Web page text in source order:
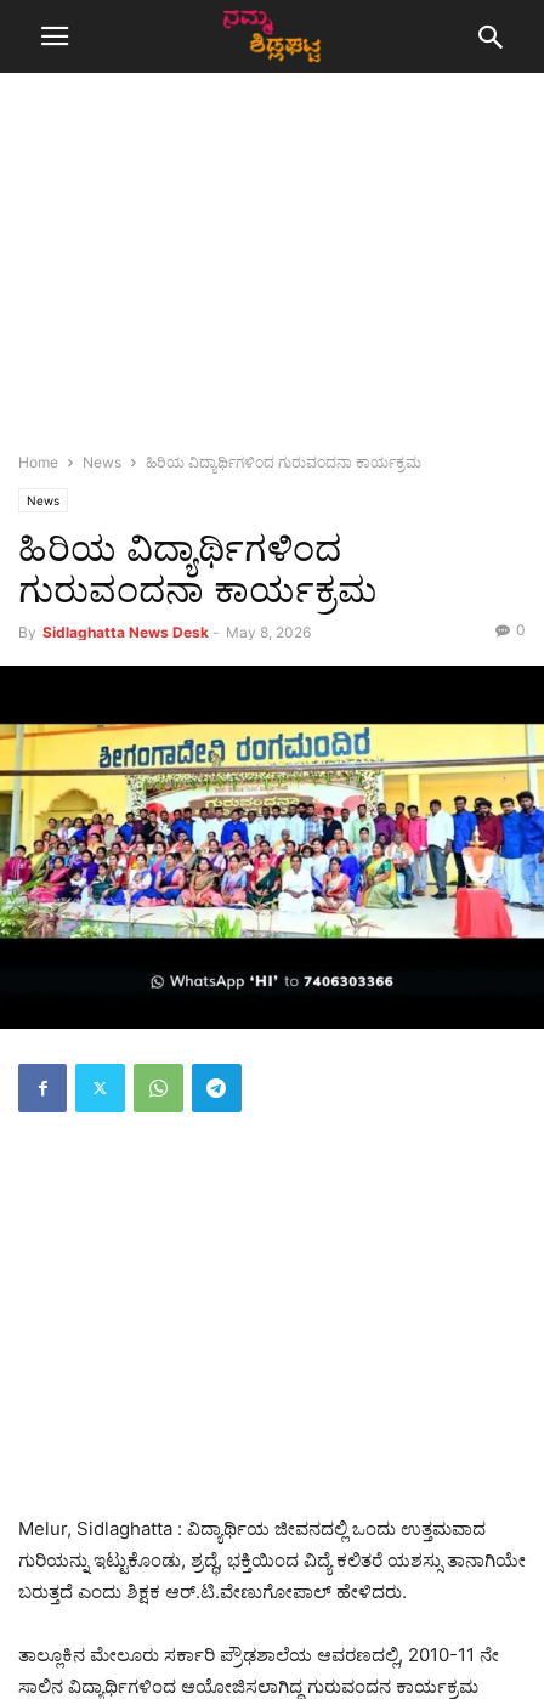
Home News ಹಿರಿಯ ವಿದ್ಯಾರ್ಥಿಗಳಿಂದ ಗುರುವಂದನಾ ಕಾರ್ಯಕ್ರಮ
News
ಹಿರಿಯ ವಿದ್ಯಾರ್ಥಿಗಳಿಂದ
ಗುರುವಂದನಾ ಕಾರ್ಯಕ್ರಮ
By Sidlaghatta News Desk - May 8, 2026 0
Melur, Sidlaghatta : ವಿದ್ಯಾರ್ಥಿಯ ಜೀವನದಲ್ಲಿ ಒಂದು ಉತ್ತಮವಾದ
ಗುರಿಯನ್ನು ಇಟ್ಟುಕೊಂಡು, ಶ್ರದ್ಧೆ, ಭಕ್ತಿಯಿಂದ ವಿದ್ಯೆ ಕಲಿತರೆ ಯಶಸ್ಸು ತಾನಾಗಿಯೇ
ಬರುತ್ತದೆ ಎಂದು ಶಿಕ್ಷಕ ಆರ್.ಟಿ.ವೇಣುಗೋಪಾಲ್ ಹೇಳಿದರು.
ತಾಲ್ಲೂಕಿನ ಮೇಲೂರು ಸರ್ಕಾರಿ ಪ್ರೌಢಶಾಲೆಯ ಆವರಣದಲ್ಲಿ, 2010-11 ನೇ
ಸಾಲಿನ ವಿದ್ಯಾರ್ಥಿಗಳಿಂದ ಆಯೋಜಿಸಲಾಗಿದ್ದ ಗುರುವಂದನ ಕಾರ್ಯಕ್ರಮ